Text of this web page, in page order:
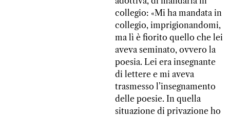
collegio: «Mi ha mandata in
collegio, imprigionandomi,
ma lì è fiorito quello che lei
aveva seminato, ovvero la
poesia. Lei era insegnante
di lettere e mi aveva
trasmesso l’insegnamento
delle poesie. In quella
situazione di privazione ho